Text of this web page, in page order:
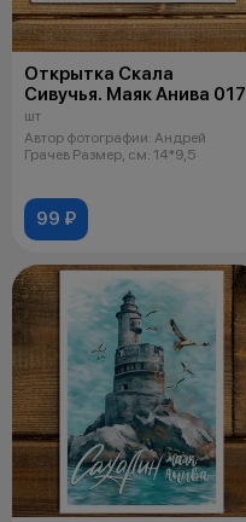
Открытка Скала
Сивучья. Маяк Анива 017
шт
Автор фотографии: Андрей
Грачев Размер, см: 14*9,5
99 ₽